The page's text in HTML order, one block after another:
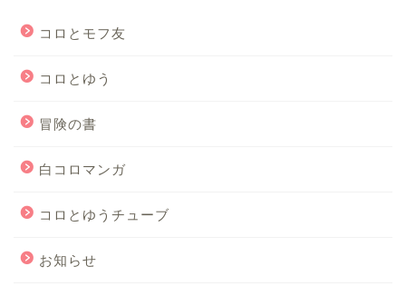
コロとモフ友
コロとゆう
冒険の書
白コロマンガ
コロとゆうチューブ
お知らせ